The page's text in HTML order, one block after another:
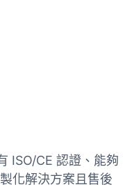
ISO/CE 認證、能夠
化解決方案且售後